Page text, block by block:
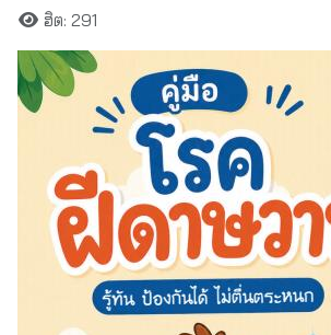
ฮิต: 291